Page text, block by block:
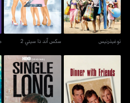
توغيذرنيس سكس آند ذا سيتي 2
دينر وذ فريندز سينغل لونغ